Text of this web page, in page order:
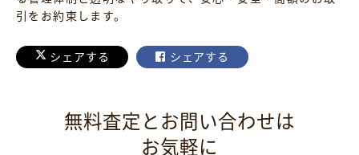
引をお約束します。
シェアする シェアする
無料査定とお問い合わせは
お気軽に